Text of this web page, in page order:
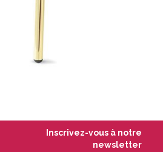
Inscrivez-vous à notre
newsletter